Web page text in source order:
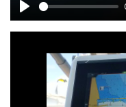
Play